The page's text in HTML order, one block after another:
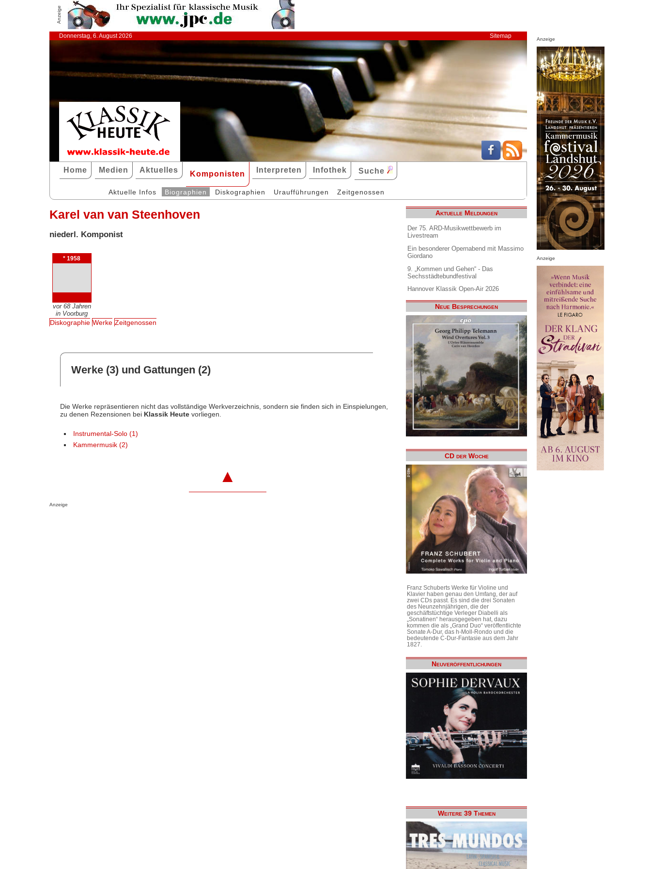
Anzeige
Donnerstag, 6. August 2026 Sitemap
Home Medien Aktuelles Komponisten Interpreten Infothek Suche
Aktuelle Infos Biographien Diskographien Uraufführungen Zeitgenossen
Karel van van Steenhoven
niederl. Komponist
* 1958
vor 68 Jahren
in Voorburg
Diskographie Werke Zeitgenossen
Werke (3) und Gattungen (2)
Die Werke repräsentieren nicht das vollständige Werkverzeichnis, sondern sie finden sich in Einspielungen,
zu denen Rezensionen bei Klassik Heutevorliegen.
Instrumental-Solo (1)
Kammermusik (2)
▲
Anzeige
Aktuelle Meldungen
Der 75. ARD-Musikwettbewerb im
Livestream
Ein besonderer Opernabend mit Massimo
Giordano
9. „Kommen und Gehen“ - Das
Sechsstädtebundfestival
Hannover Klassik Open-Air 2026
Neue Besprechungen
CD der Woche
Franz Schuberts Werke für Violine und
Klavier haben genau den Umfang, der auf
zwei CDs passt. Es sind die drei Sonaten
des Neunzehnjährigen, die der
geschäftstüchtige Verleger Diabelli als
„Sonatinen“ herausgegeben hat, dazu
kommen die als „Grand Duo“ veröffentlichte
Sonate A-Dur, das h-Moll-Rondo und die
bedeutende C-Dur-Fantasie aus dem Jahr
1827.
Neuveröffentlichungen
Weitere 39 Themen
Anzeige
Anzeige